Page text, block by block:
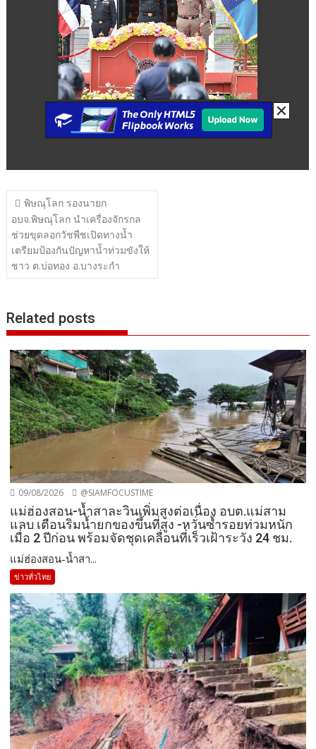
แนะแนว
เรื่อง
พิษณุโลก รองนายก
อบจ.พิษณุโลก นำเครื่องจักรกล
ช่วยขุดลอกวัชพืชเปิดทางน้ำ
เตรียมป้องกันปัญหาน้ำท่วมขังให้
ชาว ต.บ่อทอง อ.บางระกำ
Related posts
09/08/2026 @SIAMFOCUSTIME
แม่ฮ่องสอน-น้ำสาละวินเพิ่มสูงต่อเนื่อง อบต.แม่สาม
แลบ เตือนริมน้ำยกของขึ้นที่สูง -หวั่นซ้ำรอยท่วมหนัก
เมื่อ 2 ปีก่อน พร้อมจัดชุดเคลื่อนที่เร็วเฝ้าระวัง 24 ชม.
แม่ฮ่องสอน-น้ำสา...
ข่าวทั่วไทย